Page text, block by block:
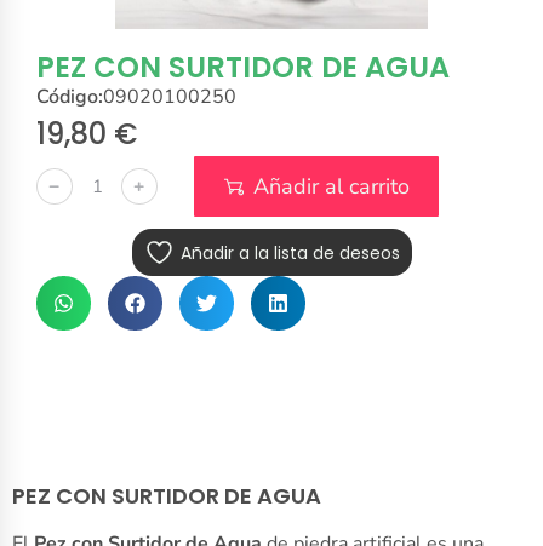
PEZ CON SURTIDOR DE AGUA
Código:09020100250
19,80 €
﹣ ﹢ Añadir al carrito
Añadir a la lista de deseos
PEZ CON SURTIDOR DE AGUA